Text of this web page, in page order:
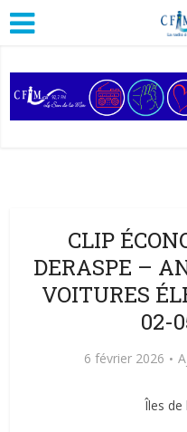
CLIP
DERASPE –
VOITURES
02-
6 février 2026
Îles de